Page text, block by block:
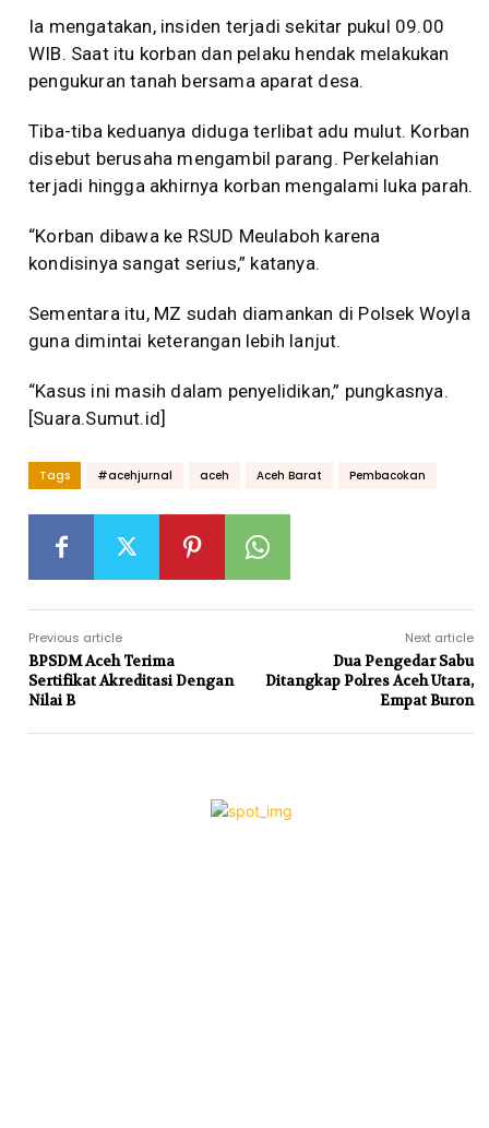
Ia mengatakan, insiden terjadi sekitar pukul 09.00
WIB. Saat itu korban dan pelaku hendak melakukan
pengukuran tanah bersama aparat desa.
Tiba-tiba keduanya diduga terlibat adu mulut. Korban
disebut berusaha mengambil parang. Perkelahian
terjadi hingga akhirnya korban mengalami luka parah.
“Korban dibawa ke RSUD Meulaboh karena
kondisinya sangat serius,” katanya.
Sementara itu, MZ sudah diamankan di Polsek Woyla
guna dimintai keterangan lebih lanjut.
“Kasus ini masih dalam penyelidikan,” pungkasnya.
[Suara.Sumut.id]
Tags #acehjurnal aceh Aceh Barat Pembacokan
Previous article
BPSDM Aceh Terima
Sertifikat Akreditasi Dengan
Nilai B
Next article
Dua Pengedar Sabu
Ditangkap Polres Aceh Utara,
Empat Buron